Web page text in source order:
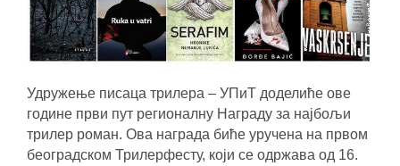
Удружење писаца трилера – УПиТ доделиће ове
године први пут регионалну Награду за најбољи
трилер роман. Ова награда биће уручена на првом
београдском Трилерфесту, који се одржава од 16.